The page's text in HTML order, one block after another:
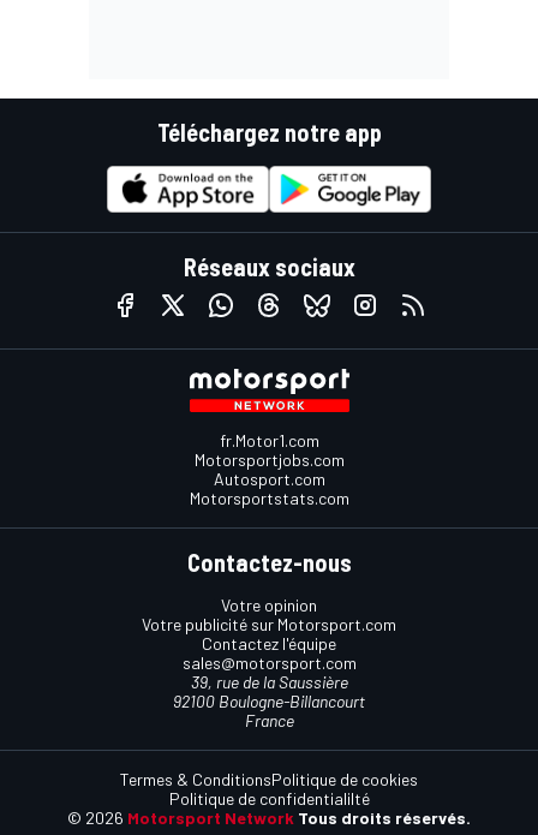
Téléchargez notre app
Réseaux sociaux
fr.Motor1.com
Motorsportjobs.com
Autosport.com
Motorsportstats.com
Contactez-nous
Votre opinion
Votre publicité sur Motorsport.com
Contactez l'équipe
sales@motorsport.com
39, rue de la Saussière
92100 Boulogne-Billancourt
France
© 2026 Motorsport Network Tous droits réservés.
Termes & ConditionsPolitique de cookies
Politique de confidentialilté